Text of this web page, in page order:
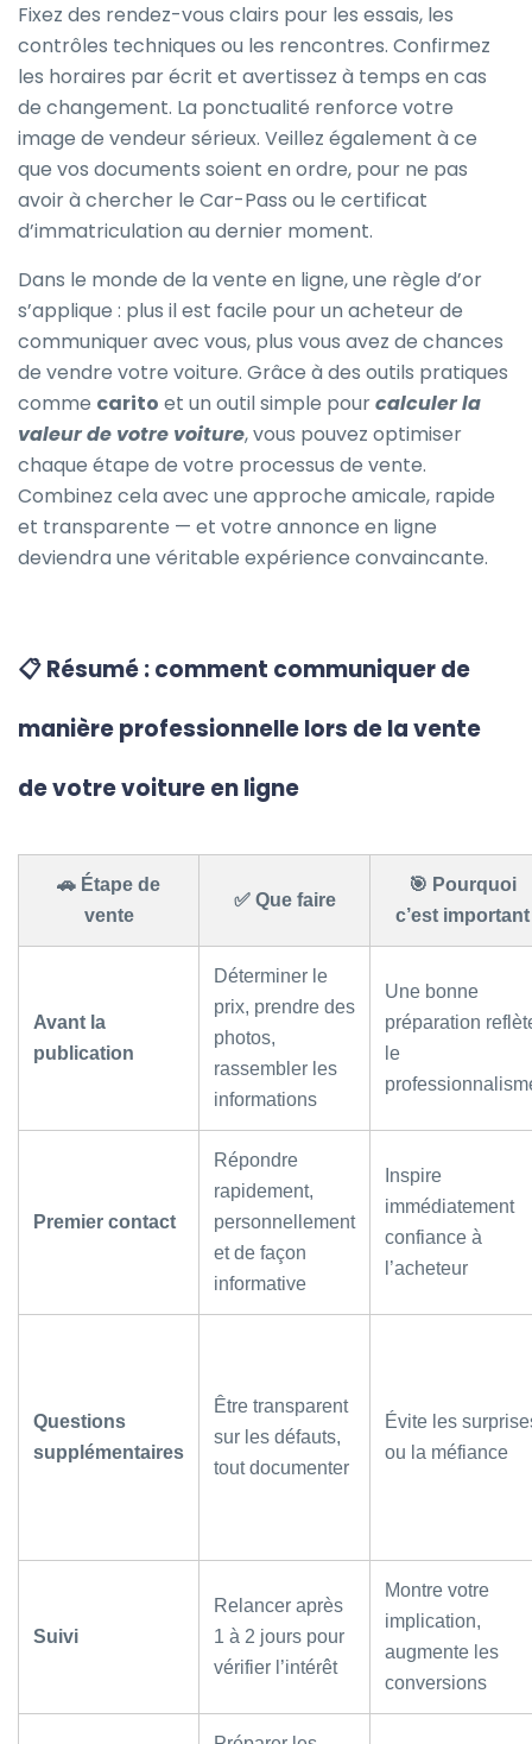
Fixez des rendez-vous clairs pour les essais, les
contrôles techniques ou les rencontres. Confirmez
les horaires par écrit et avertissez à temps en cas
de changement. La ponctualité renforce votre
image de vendeur sérieux. Veillez également à ce
que vos documents soient en ordre, pour ne pas
avoir à chercher le Car-Pass ou le certificat
d’immatriculation au dernier moment.
Dans le monde de la vente en ligne, une règle d’or
s’applique : plus il est facile pour un acheteur de
communiquer avec vous, plus vous avez de chances
de vendre votre voiture. Grâce à des outils pratiques
comme carito et un outil simple pourcalculer la
valeur de votre voiture, vous pouvez optimiser
chaque étape de votre processus de vente.
Combinez cela avec une approche amicale, rapide
et transparente — et votre annonce en ligne
deviendra une véritable expérience convaincante.
📋 Résumé : comment communiquer de
manière professionnelle lors de la vente
de votre voiture en ligne
🚗 Étape de
vente
✅ Que faire
🎯 Pourquoi
c’est important
Avant la
publication
Déterminer le
prix, prendre des
photos,
rassembler les
informations
Une bonne
préparation
le
Premier contact
Répondre
rapidement,
personnellement
et de façon
informative
Inspire
immédiatement
confiance à
l’acheteur
Questions
supplémentaires
Être transparent
sur les défauts,
tout documenter
Évite les
ou la méfiance
Suivi
Relancer après
1 à 2 jours pour
vérifier l’intérêt
Montre votre
implication,
augmente les
conversions